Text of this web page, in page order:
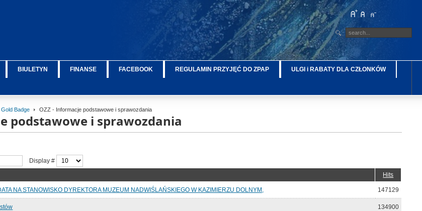
BIULETYN FINANSE FACEBOOK REGULAMIN PRZYJĘĆ DO ZPAP ULGI i RABATY DLA CZŁONKÓW
Badge OZZ - Informacje podstawowe i sprawozdania
podstawowe i sprawozdania
Display #
Hits
NA STANOWISKO DYREKTORA MUZEUM NADWIŚLAŃSKIEGO W KAZIMIERZU DOLNYM, 147129
134900